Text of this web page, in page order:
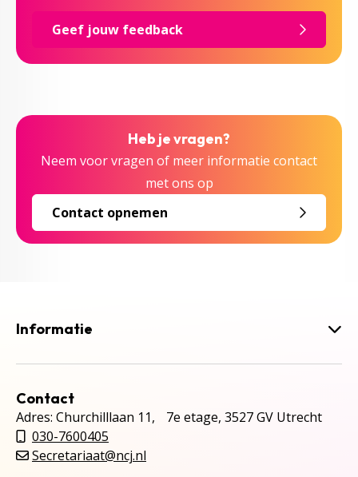
Geef jouw feedback
Heb je vragen?
Neem voor vragen of meer informatie contact
met ons op
Contact opnemen
Informatie
Contact
Adres: Churchilllaan 11, 7e etage, 3527 GV Utrecht
030-7600405
Secretariaat@ncj.nl